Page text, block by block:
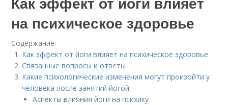
на психическое здоровье
Содержание
Как эффект от йоги влияет на психическое здоровье
Связанные вопросы и ответы
Какие психологические изменения могут произойти у
человека после занятий йогой
Аспекты влияния йоги на психику